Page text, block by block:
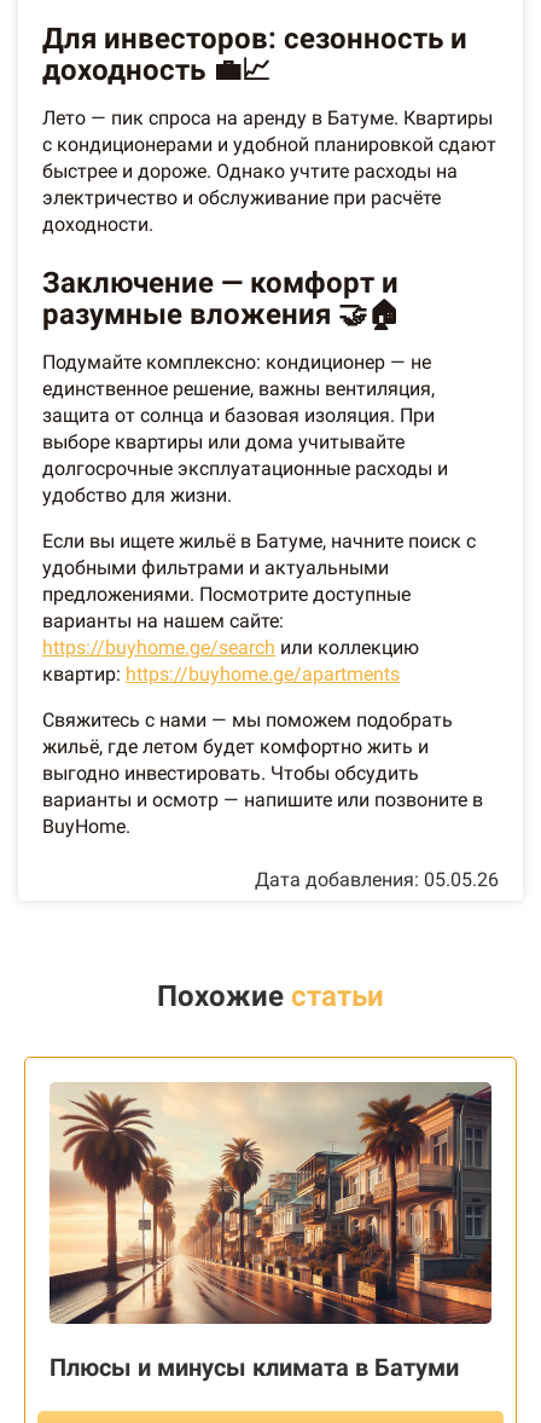
Для инвесторов: сезонность и
доходность 💼📈
Лето — пик спроса на аренду в Батуме. Квартиры
с кондиционерами и удобной планировкой сдают
быстрее и дороже. Однако учтите расходы на
электричество и обслуживание при расчёте
доходности.
Заключение — комфорт и
разумные вложения 🤝🏠
Подумайте комплексно: кондиционер — не
единственное решение, важны вентиляция,
защита от солнца и базовая изоляция. При
выборе квартиры или дома учитывайте
долгосрочные эксплуатационные расходы и
удобство для жизни.
Если вы ищете жильё в Батуме, начните поиск с
удобными фильтрами и актуальными
предложениями. Посмотрите доступные
варианты на нашем сайте:
https://buyhome.ge/search или коллекцию
квартир: https://buyhome.ge/apartments
Свяжитесь с нами — мы поможем подобрать
жильё, где летом будет комфортно жить и
выгодно инвестировать. Чтобы обсудить
варианты и осмотр — напишите или позвоните в
BuyHome.
Дата добавления: 05.05.26
Похожие статьи
Плюсы и минусы климата в Батуми